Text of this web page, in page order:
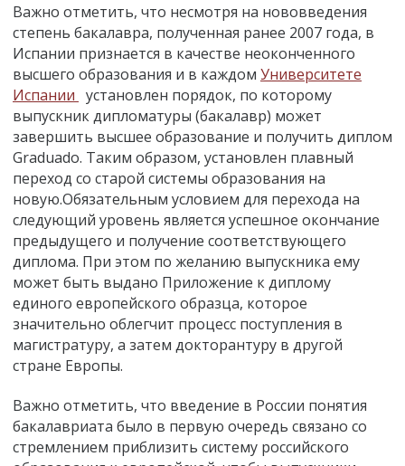
Важно отметить, что несмотря на нововведения
степень бакалавра, полученная ранее 2007 года, в
Испании признается в качестве неоконченного
высшего образования и в каждом Университете
Испании установлен порядок, по которому
выпускник дипломатуры (бакалавр) может
завершить высшее образование и получить диплом
Graduado. Таким образом, установлен плавный
переход со старой системы образования на
новую.Обязательным условием для перехода на
следующий уровень является успешное окончание
предыдущего и получение соответствующего
диплома. При этом по желанию выпускника ему
может быть выдано Приложение к диплому
единого европейского образца, которое
значительно облегчит процесс поступления в
магистратуру, а затем докторантуру в другой
стране Европы.
Важно отметить, что введение в России понятия
бакалавриата было в первую очередь связано со
стремлением приблизить систему российского